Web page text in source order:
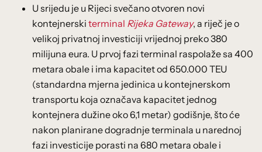
U srijedu je u Rijeci svečano otvoren novi
kontejnerski terminal Rijeka Gateway, a riječ je o
velikoj privatnoj investiciji vrijednoj preko 380
milijuna eura. U prvoj fazi terminal raspolaže sa 400
metara obale i ima kapacitet od 650.000 TEU
(standardna mjerna jedinica u kontejnerskom
transportu koja označava kapacitet jednog
kontejnera dužine oko 6,1 metar) godišnje, što će
nakon planirane dogradnje terminala u narednoj
fazi investicije porasti na 680 metara obale i